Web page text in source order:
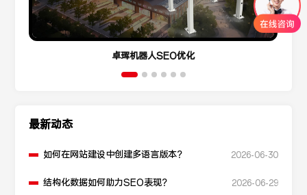
卓珲机器人SEO优化
最新动态
如何在网站建设中创建多语言版本？ 2026-06-30
结构化数据如何助力SEO表现？ 2026-06-29